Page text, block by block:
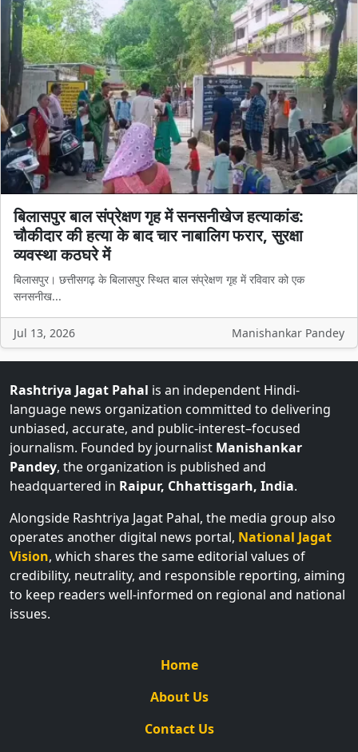
बिलासपुर बाल संप्रेक्षण गृह में सनसनीखेज हत्याकांड:
चौकीदार की हत्या के बाद चार नाबालिग फरार, सुरक्षा
व्यवस्था कठघरे में
बिलासपुर। छत्तीसगढ़ के बिलासपुर स्थित बाल संप्रेक्षण गृह में रविवार को एक
सनसनीख...
Jul 13, 2026 Manishankar Pandey
Rashtriya Jagat Pahal is an independent Hindi-
language news organization committed to delivering
unbiased, accurate, and public-interest–focused
journalism. Founded by journalist Manishankar
Pandey, the organization is published and
headquartered in Raipur, Chhattisgarh, India.
Alongside Rashtriya Jagat Pahal, the media group also
operates another digital news portal, National Jagat
Vision, which shares the same editorial values of
credibility, neutrality, and responsible reporting, aiming
to keep readers well-informed on regional and national
issues.
Home
About Us
Contact Us